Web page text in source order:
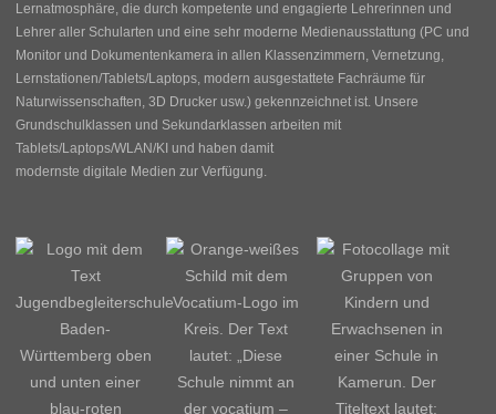
Lernatmosphäre, die durch kompetente und engagierte Lehrerinnen und
Lehrer aller Schularten und eine sehr moderne Medienausstattung (PC und
Monitor und Dokumentenkamera in allen Klassenzimmern, Vernetzung,
Lernstationen/Tablets/Laptops, modern ausgestattete Fachräume für
Naturwissenschaften, 3D Drucker usw.) gekennzeichnet ist. Unsere
Grundschulklassen und Sekundarklassen arbeiten mit
Tablets/Laptops/WLAN/KI und haben damit
modernste digitale Medien zur Verfügung.